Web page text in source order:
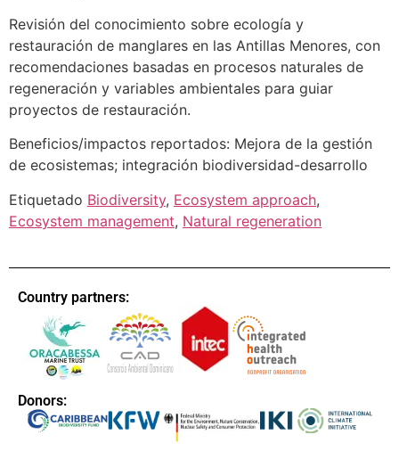
Revisión del conocimiento sobre ecología y
restauración de manglares en las Antillas Menores, con
recomendaciones basadas en procesos naturales de
regeneración y variables ambientales para guiar
proyectos de restauración.
Beneficios/impactos reportados: Mejora de la gestión
de ecosistemas; integración biodiversidad-desarrollo
Etiquetado Biodiversity, Ecosystem approach,
Ecosystem management, Natural regeneration
Country partners:
Donors: